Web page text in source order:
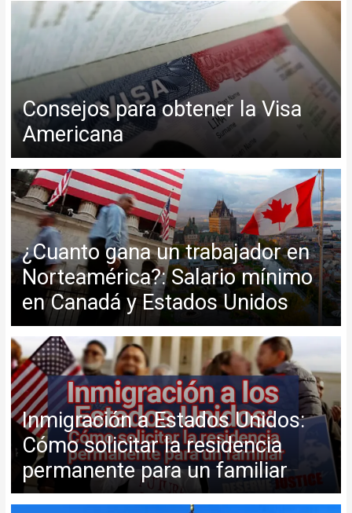
Consejos para obtener la Visa
Americana
¿Cuanto gana un trabajador en
Norteamérica?: Salario mínimo
en Canadá y Estados Unidos
Inmigración a Estados Unidos:
Cómo solicitar la residencia
permanente para un familiar